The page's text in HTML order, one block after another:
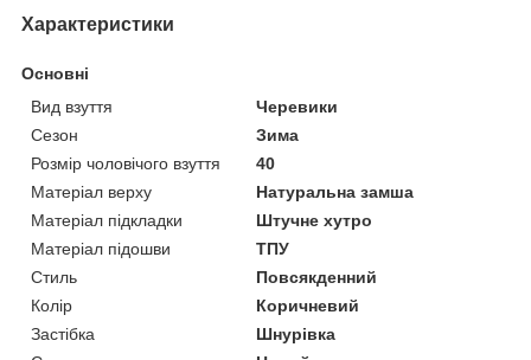
Характеристики
Основні
Вид взуття
Черевики
Сезон
Зима
Розмір чоловічого взуття
40
Матеріал верху
Натуральна замша
Матеріал підкладки
Штучне хутро
Матеріал підошви
ТПУ
Стиль
Повсякденний
Колір
Коричневий
Застібка
Шнурівка